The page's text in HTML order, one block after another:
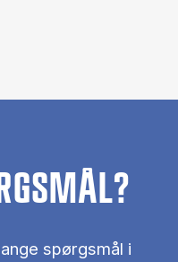
spørgsmål i